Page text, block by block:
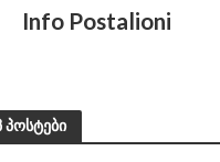
Info Postalioni
პოსტები